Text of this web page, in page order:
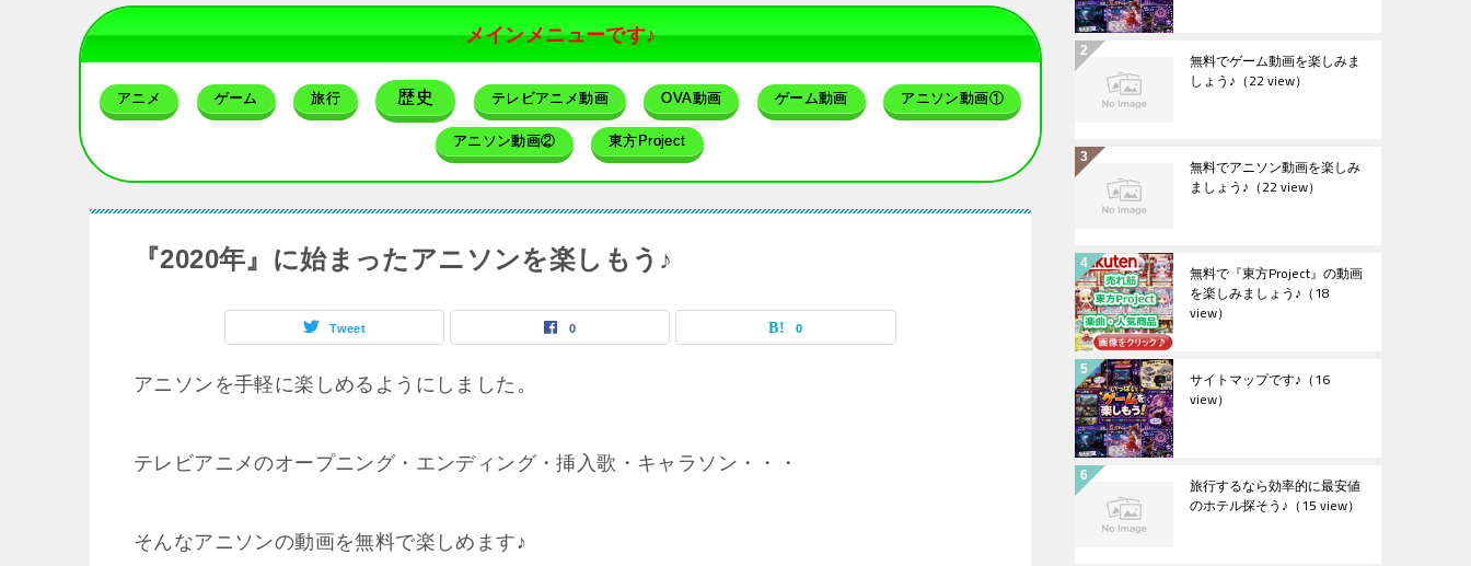
メインメニューです♪
アニメ ゲーム 旅行 歴史 テレビアニメ動画 OVA動画 ゲーム動画 アニソン動画①
アニソン動画② 東方Project
『2020年』に始まったアニソンを楽しもう♪
Tweet 0 0
アニソンを手軽に楽しめるようにしました。
テレビアニメのオープニング・エンディング・挿入歌・キャラソン・・・
そんなアニソンの動画を無料で楽しめます♪
無料でゲーム動画を楽しみま
しょう♪ （22 view）
無料でアニソン動画を楽しみ
ましょう♪ （22 view）
無料で『東方Project』の動画
を楽しみましょう♪ （18
view）
サイトマップです♪ （16
view）
旅行するなら効率的に最安値
のホテル探そう♪ （15 view）